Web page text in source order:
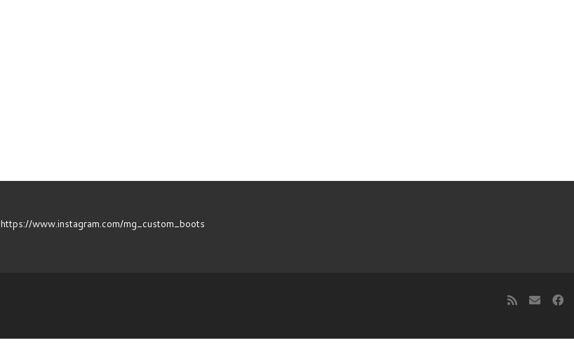
https://www.instagram.com/mg_custom_boots